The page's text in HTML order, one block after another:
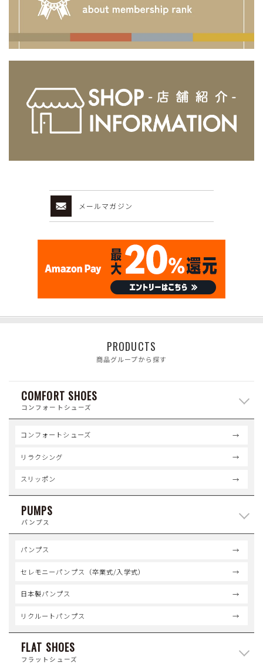
メールマガジン
PRODUCTS
商品グループから探す
COMFORT SHOES
コンフォートシューズ
コンフォートシューズ
リラクシング
スリッポン
PUMPS
パンプス
パンプス
セレモニーパンプス（卒業式/入学式）
日本製パンプス
リクルートパンプス
FLAT SHOES
フラットシューズ